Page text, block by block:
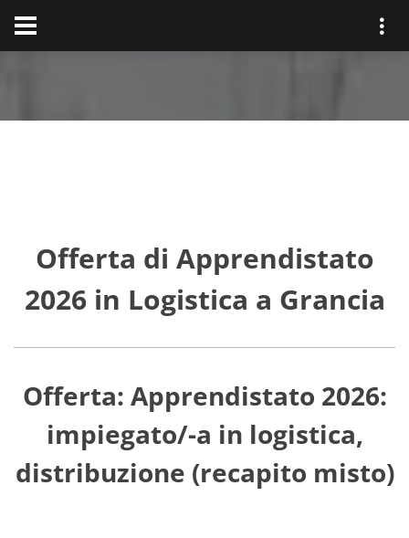
Offerta di Apprendistato
2026 in Logistica a Grancia
Offerta: Apprendistato 2026:
impiegato/-a in logistica,
distribuzione (recapito misto)